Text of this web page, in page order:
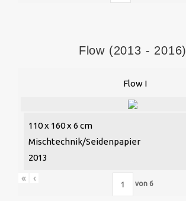
Flow (2013 - 2016)
Flow I
110 x 160 x 6 cm
Mischtechnik/Seidenpapier
2013
« ‹
von 6